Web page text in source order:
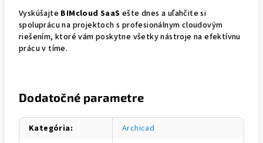
Vyskúšajte BIMcloud SaaS ešte dnes a uľahčite si
spoluprácu na projektoch s profesionálnym cloudovým
riešením, ktoré vám poskytne všetky nástroje na efektívnu
prácu v tíme.
Dodatočné parametre
Kategória:
Archicad